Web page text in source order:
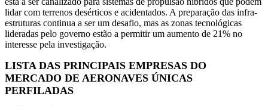
lidar com terrenos desérticos e acidentados. A preparação das infra-
estruturas continua a ser um desafio, mas as zonas tecnológicas
lideradas pelo governo estão a permitir um aumento de 21% no
interesse pela investigação.
LISTA DAS PRINCIPAIS EMPRESAS DO
MERCADO DE AERONAVES ÚNICAS
PERFILADAS